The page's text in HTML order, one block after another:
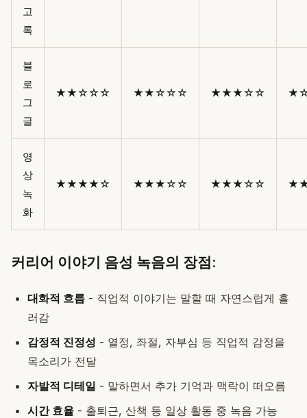
고
록
블
로
그
글
★★☆☆☆ ★★☆☆☆ ★★★☆☆
영
상
녹
화
★★★★☆ ★★★☆☆ ★★★☆☆
커리어 이야기 음성 녹음의 장점:
대화적 흐름 - 직업적 이야기는 말할 때 자연스럽게 흘
러감
감정적 진정성 - 열정, 좌절, 자부심 등 직업적 감정을
목소리가 전달
자발적 디테일 - 말하면서 추가 기억과 맥락이 떠오름
시간 효율 - 출퇴근, 산책 등 일상 활동 중 녹음 가능